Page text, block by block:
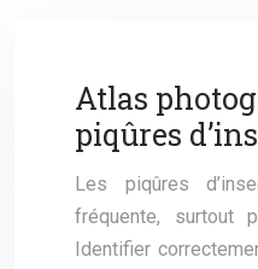
Atlas
piqûres
Les piqûres
fréquente, surtout
Identifier